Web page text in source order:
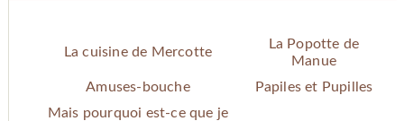
La cuisine de Mercotte
La Popotte de
Manue
Amuses-bouche
Papiles et Pupilles
Mais pourquoi est-ce que je